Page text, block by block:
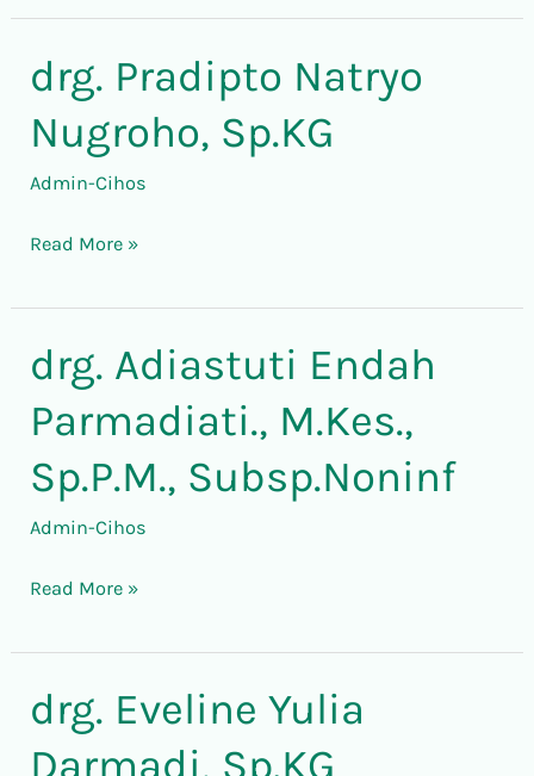
drg. Pradipto Natryo
Nugroho, Sp.KG
Admin-Cihos
drg.
Pradipto
Natryo
Nugroho,
Read More »
drg. Adiastuti Endah
Parmadiati., M.Kes.,
Sp.P.M., Subsp.Noninf
Admin-Cihos
drg.
Adiastuti
Endah
Parmadiati.,
M.Kes.,
Sp.P.M.,
Read More »
drg. Eveline Yulia
Darmadi, Sp.KG
drg.
Eveline
Yulia